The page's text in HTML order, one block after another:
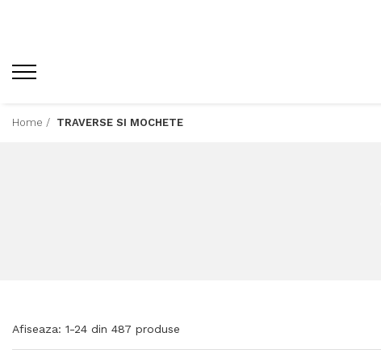
Home / TRAVERSE SI MOCHETE
Afiseaza: 1-24 din 487 produse